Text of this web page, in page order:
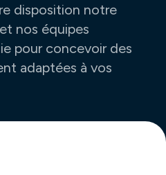
disposition notre
nos équipes
pour concevoir des
adaptées à vos